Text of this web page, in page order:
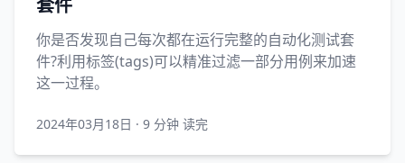
套件
你是否发现自己每次都在运行完整的自动化测试套
件?利用标签(tags)可以精准过滤一部分用例来加速
这一过程。
2024年03月18日 · 9 分钟 读完